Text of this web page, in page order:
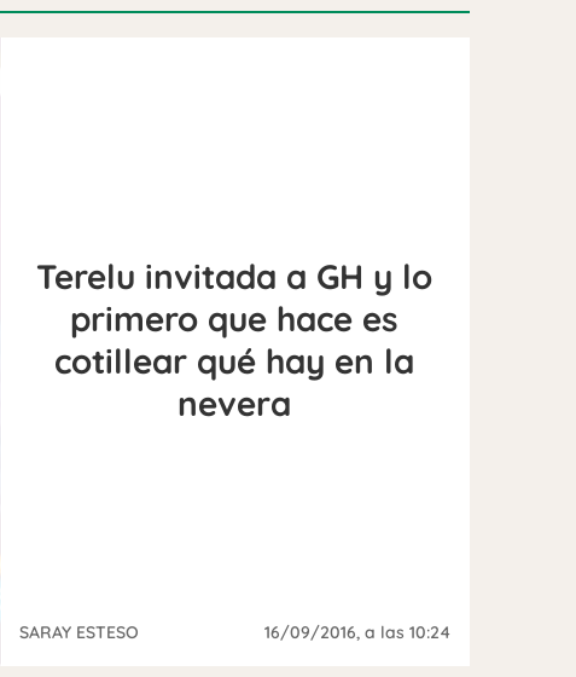
Terelu invitada a GH y lo
primero que hace es
cotillear qué hay en la
nevera
SARAY ESTESO 16/09/2016, a las 10:24